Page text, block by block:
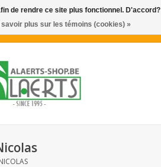
0 Articles - €0,00
de rendre ce site plus fonctionnel. D'accord?
savoir plus sur les témoins (cookies) »